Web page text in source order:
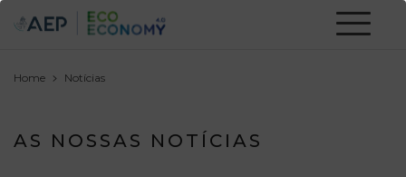
Home Notícias
AS NOSSAS NOTÍCIAS